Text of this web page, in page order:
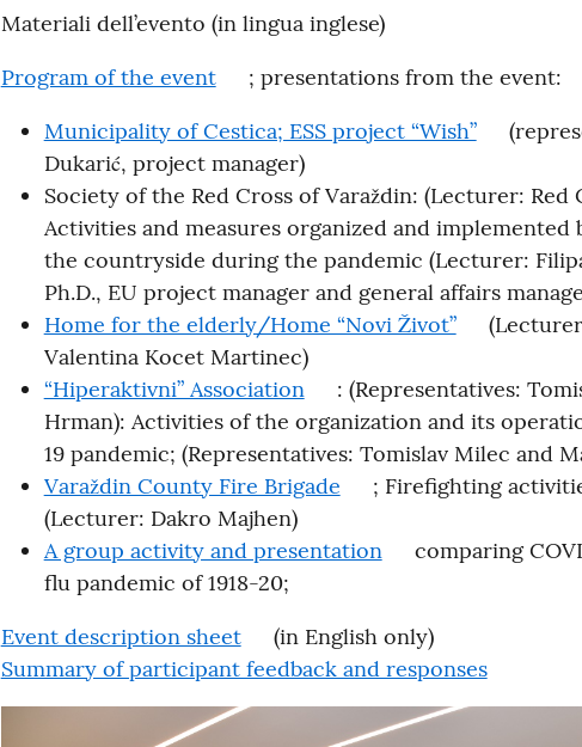
Materiali dell’evento (in lingua inglese)
Program of the event
; presentations from the event:
Municipality of Cestica; ESS project “Wish”
Dukarić, project manager)
Society of the Red Cross of Varaždin: (Lecturer: Red
Activities and measures organized and implemented
the countryside during the pandemic (Lecturer:
Ph.D., EU project manager and general affairs
Home for the elderly/Home “Novi Život”
Valentina Kocet Martinec)
“Hiperaktivni” Association
: (Representatives:
Hrman): Activities of the organization and its
19 pandemic; (Representatives: Tomislav Milec and
Varaždin County Fire Brigade
; Firefighting
(Lecturer: Dakro Majhen)
A group activity and presentation
comparing
flu pandemic of 1918-20;
Event description sheet
(in English only)
Summary of participant feedback and responses